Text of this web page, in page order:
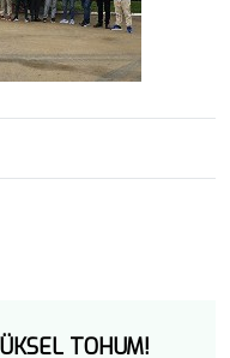
TOHUM!